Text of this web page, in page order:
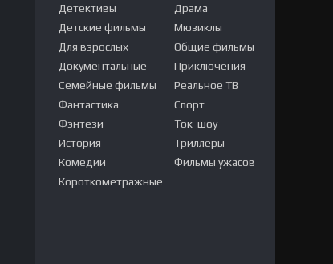
Детективы
Детские фильмы
Для взрослых
Документальные
Семейные фильмы
Фантастика
Фэнтези
История
Комедии
Короткометражные
Драма
Мюзиклы
Общие фильмы
Приключения
Реальное ТВ
Спорт
Ток-шоу
Триллеры
Фильмы ужасов